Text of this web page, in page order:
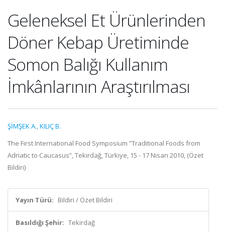
Geleneksel Et Ürünlerinden
Döner Kebap Üretiminde
Somon Balığı Kullanım
İmkânlarının Araştırılması
ŞİMŞEK A.,KILIÇ B.
The First International Food Symposium ”Traditional Foods from
Adriatic to Caucasus”, Tekirdağ, Türkiye, 15 - 17 Nisan 2010, (Özet
Bildiri)
Yayın Türü: Bildiri / Özet Bildiri
Basıldığı Şehir: Tekirdağ